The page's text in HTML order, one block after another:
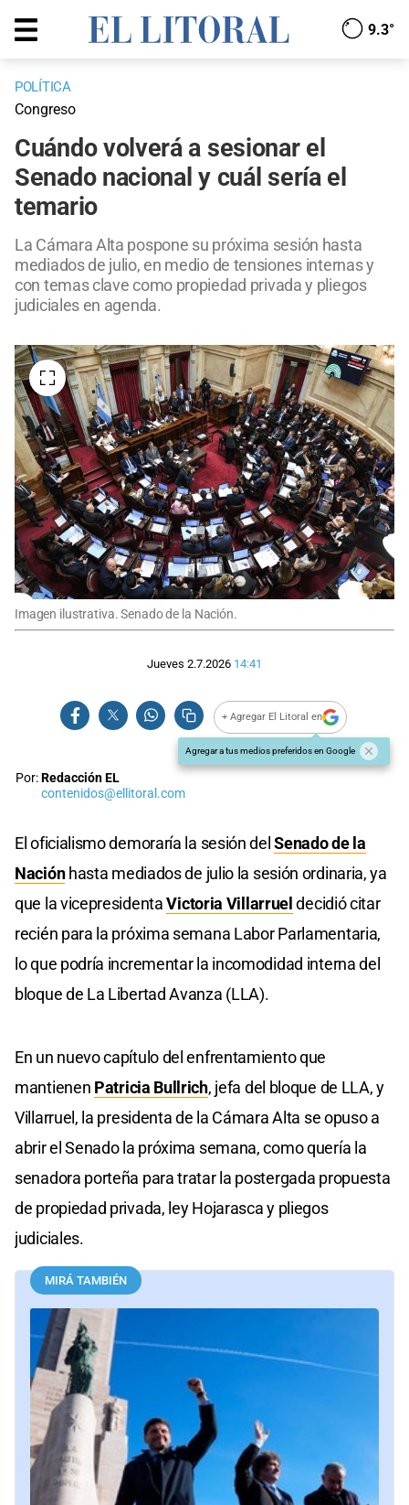
9.3°
POLÍTICA
Congreso
Cuándo volverá a sesionar el
Senado nacional y cuál sería el
temario
La Cámara Alta pospone su próxima sesión hasta
mediados de julio, en medio de tensiones internas y
con temas clave como propiedad privada y pliegos
judiciales en agenda.
Imagen ilustrativa. Senado de la Nación.
Jueves 2.7.2026 14:41
+ Agregar El Litoral en
Agregar a tus medios preferidos en Google
Por:Redacción EL
contenidos@ellitoral.com
El oficialismo demoraría la sesión delSenado de la
Naciónhasta mediados de julio la sesión ordinaria, ya
que la vicepresidentaVictoria Villarrueldecidió citar
recién para la próxima semana Labor Parlamentaria,
lo que podría incrementar la incomodidad interna del
bloque de La Libertad Avanza (LLA).
En un nuevo capítulo del enfrentamiento que
mantienen Patricia Bullrich, jefa del bloque de LLA, y
Villarruel, la presidenta de la Cámara Alta se opuso a
abrir el Senado la próxima semana, como quería la
senadora porteña para tratar la postergada propuesta
de propiedad privada, ley Hojarasca y pliegos
judiciales.
MIRÁ TAMBIÉN